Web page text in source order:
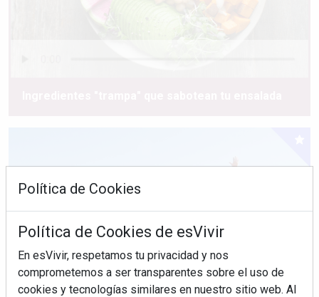
Política de Cookies
Política de Cookies de esVivir
En esVivir, respetamos tu privacidad y nos
comprometemos a ser transparentes sobre el uso de
cookies y tecnologías similares en nuestro sitio web. Al